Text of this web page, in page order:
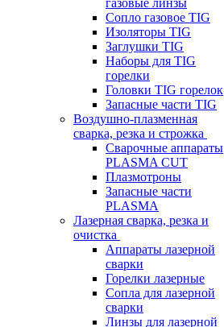
газовые линзы
Сопло газовое TIG
Изоляторы TIG
Заглушки TIG
Наборы для TIG
горелки
Головки TIG горелок
Запасные части TIG
Воздушно-плазменная
сварка, резка и строжка
Сварочные аппараты
PLASMA CUT
Плазмотроны
Запасные части
PLASMA
Лазерная сварка, резка и
очистка
Аппараты лазерной
сварки
Горелки лазерные
Сопла для лазерной
сварки
Линзы для лазерной